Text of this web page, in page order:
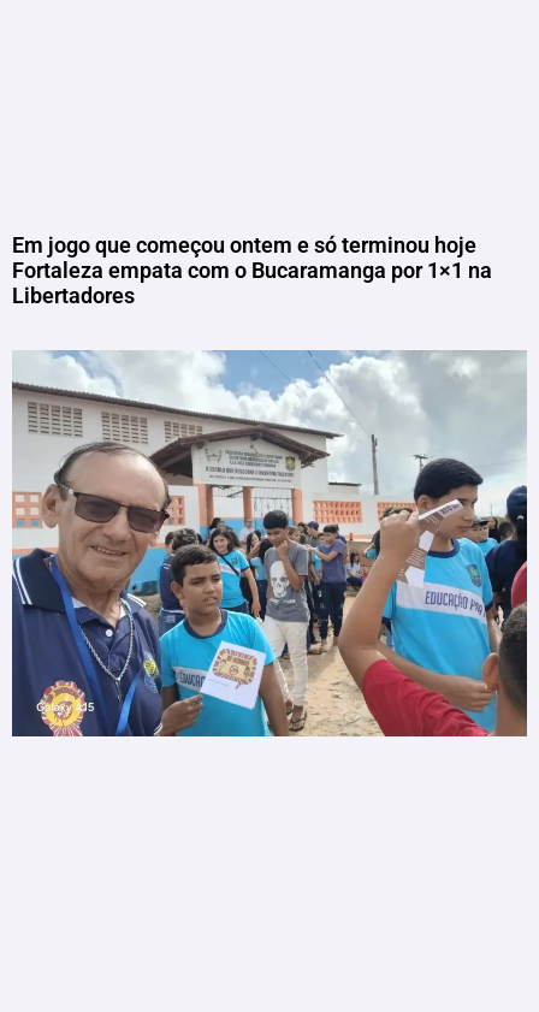
Em jogo que começou ontem e só terminou hoje
Fortaleza empata com o Bucaramanga por 1×1 na
Libertadores